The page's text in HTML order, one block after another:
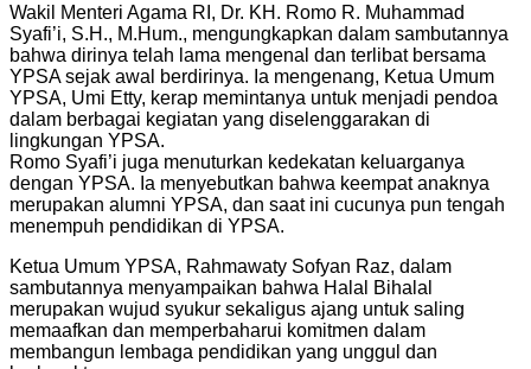
Wakil Menteri Agama RI, Dr. KH. Romo R. Muhammad
Syafi’i, S.H., M.Hum., mengungkapkan dalam sambutannya
bahwa dirinya telah lama mengenal dan terlibat bersama
YPSA sejak awal berdirinya. Ia mengenang, Ketua Umum
YPSA, Umi Etty, kerap memintanya untuk menjadi pendoa
dalam berbagai kegiatan yang diselenggarakan di
lingkungan YPSA.
Romo Syafi’i juga menuturkan kedekatan keluarganya
dengan YPSA. Ia menyebutkan bahwa keempat anaknya
merupakan alumni YPSA, dan saat ini cucunya pun tengah
menempuh pendidikan di YPSA.
Ketua Umum YPSA, Rahmawaty Sofyan Raz, dalam
sambutannya menyampaikan bahwa Halal Bihalal
merupakan wujud syukur sekaligus ajang untuk saling
memaafkan dan memperbaharui komitmen dalam
membangun lembaga pendidikan yang unggul dan